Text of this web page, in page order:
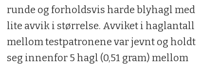
runde og forholdsvis harde blyhagl med
lite avvik i størrelse. Avviket i haglantall
mellom testpatronene var jevnt og holdt
seg innenfor 5 hagl (0,51 gram) mellom